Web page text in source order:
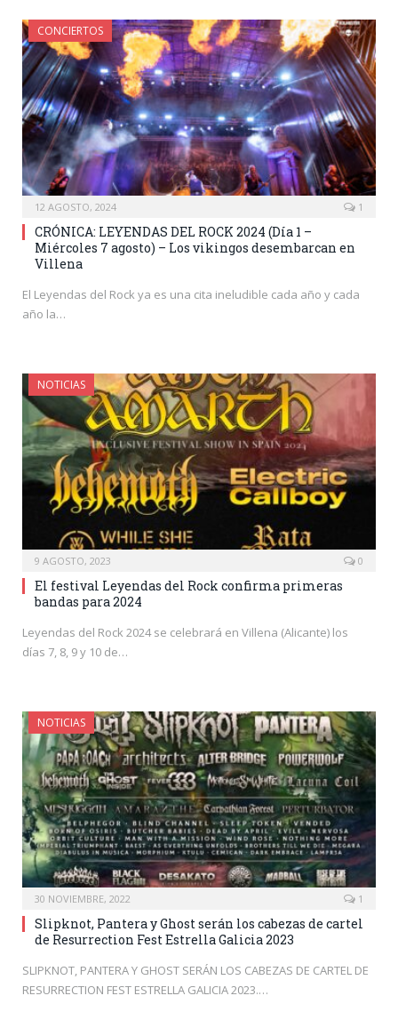
CONCIERTOS
12 AGOSTO, 2024 1
CRÓNICA: LEYENDAS DEL ROCK 2024 (Día 1 –
Miércoles 7 agosto) – Los vikingos desembarcan en
Villena
El Leyendas del Rock ya es una cita ineludible cada año y cada
año la…
NOTICIAS
9 AGOSTO, 2023 0
El festival Leyendas del Rock confirma primeras
bandas para 2024
Leyendas del Rock 2024 se celebrará en Villena (Alicante) los
días 7, 8, 9 y 10 de…
NOTICIAS
30 NOVIEMBRE, 2022 1
Slipknot, Pantera y Ghost serán los cabezas de cartel
de Resurrection Fest Estrella Galicia 2023
SLIPKNOT, PANTERA Y GHOST SERÁN LOS CABEZAS DE CARTEL DE
RESURRECTION FEST ESTRELLA GALICIA 2023.…